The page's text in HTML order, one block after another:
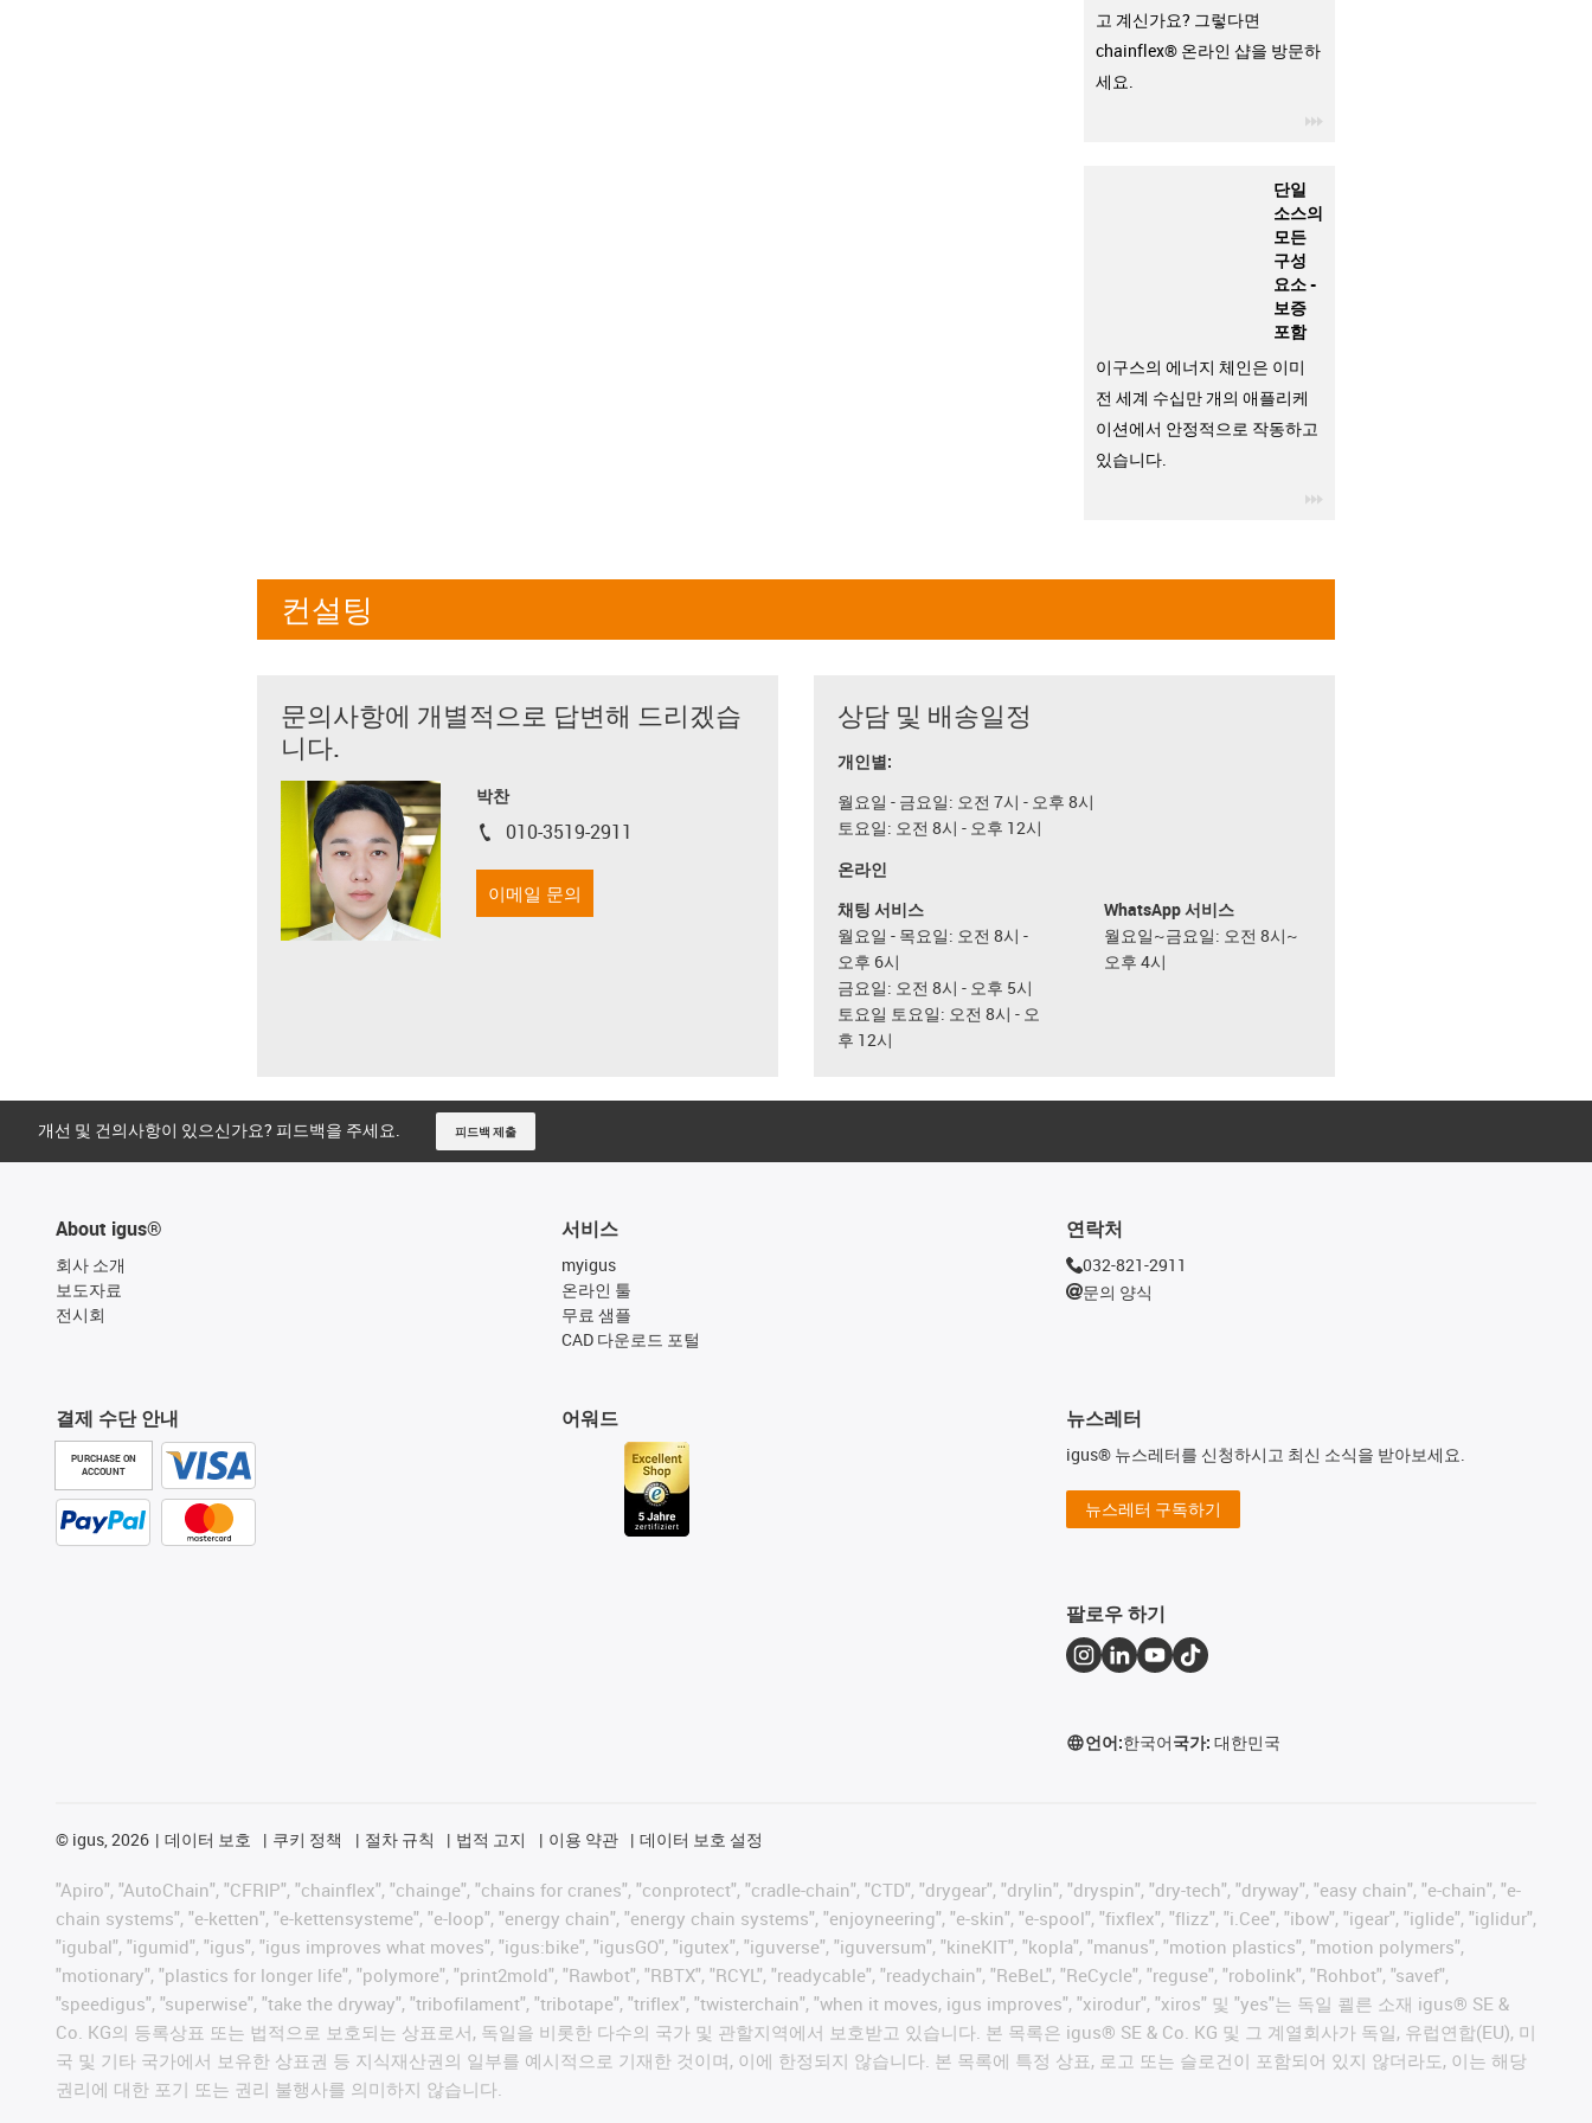
고 계신가요? 그렇다면
chainflex® 온라인 샵을 방문하
세요.
단일
소스의
모든
구성
요소 -
보증
포함
이구스의 에너지 체인은 이미
전 세계 수십만 개의 애플리케
이션에서 안정적으로 작동하고
있습니다.
컨설팅
문의사항에 개별적으로 답변해 드리겠습
니다.
박찬
igus-icon-phone
010-3519-2911
이메일 문의
상담 및 배송일정
개인별:
월요일 - 금요일: 오전 7시 - 오후 8시
토요일: 오전 8시 - 오후 12시
온라인
채팅 서비스
월요일 - 목요일: 오전 8시 -
오후 6시
금요일: 오전 8시 - 오후 5시
토요일 토요일: 오전 8시 - 오
후 12시
WhatsApp 서비스
월요일~금요일: 오전 8시~
오후 4시
개선 및 건의사항이 있으신가요? 피드백을 주세요. 피드백 제출
About igus®
회사 소개
보도자료
전시회
결제 수단 안내
PURCHASE ON
ACCOUNT
서비스
myigus
온라인 툴
무료 샘플
CAD 다운로드 포털
어워드
연락처
032-821-2911
문의 양식
뉴스레터
igus® 뉴스레터를 신청하시고 최신 소식을 받아보세요.
뉴스레터 구독하기
팔로우 하기
언어:한국어국가:대한민국
© igus, 2026 데이터 보호 쿠키 정책 절차 규칙 법적 고지 이용 약관 데이터 보호 설정
"Apiro", "AutoChain", "CFRIP", "chainflex", "chainge", "chains for cranes", "conprotect", "cradle-chain", "CTD", "drygear", "drylin", "dryspin", "dry-tech", "dryway", "easy chain", "e-chain", "e-
chain systems", "e-ketten", "e-kettensysteme", "e-loop", "energy chain", "energy chain systems", "enjoyneering", "e-skin", "e-spool", "fixflex", "flizz", "i.Cee", "ibow", "igear", "iglide", "iglidur",
"igubal", "igumid", "igus", "igus improves what moves", "igus:bike", "igusGO", "igutex", "iguverse", "iguversum", "kineKIT", "kopla", "manus", "motion plastics", "motion polymers",
"motionary", "plastics for longer life", "polymore", "print2mold", "Rawbot", "RBTX", "RCYL", "readycable", "readychain", "ReBeL", "ReCycle", "reguse", "robolink", "Rohbot", "savef",
"speedigus", "superwise", "take the dryway", "tribofilament", "tribotape", "triflex", "twisterchain", "when it moves, igus improves", "xirodur", "xiros" 및 "yes"는 독일 쾰른 소재 igus® SE &
Co. KG의 등록상표 또는 법적으로 보호되는 상표로서, 독일을 비롯한 다수의 국가 및 관할지역에서 보호받고 있습니다. 본 목록은 igus® SE & Co. KG 및 그 계열회사가 독일, 유럽연합(EU), 미
국 및 기타 국가에서 보유한 상표권 등 지식재산권의 일부를 예시적으로 기재한 것이며, 이에 한정되지 않습니다. 본 목록에 특정 상표, 로고 또는 슬로건이 포함되어 있지 않더라도, 이는 해당
권리에 대한 포기 또는 권리 불행사를 의미하지 않습니다.